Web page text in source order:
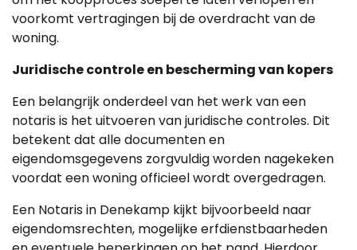
voorkomt vertragingen bij de overdracht van de
woning.
Juridische controle en bescherming van kopers
Een belangrijk onderdeel van het werk van een
notaris is het uitvoeren van juridische controles. Dit
betekent dat alle documenten en
eigendomsgegevens zorgvuldig worden nagekeken
voordat een woning officieel wordt overgedragen.
Een Notaris in Denekamp kijkt bijvoorbeeld naar
eigendomsrechten, mogelijke erfdienstbaarheden